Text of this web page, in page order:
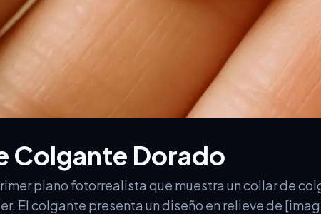
Colgante Dorado
plano fotorrealista que muestra un collar de
El colgante presenta un diseño en relieve de